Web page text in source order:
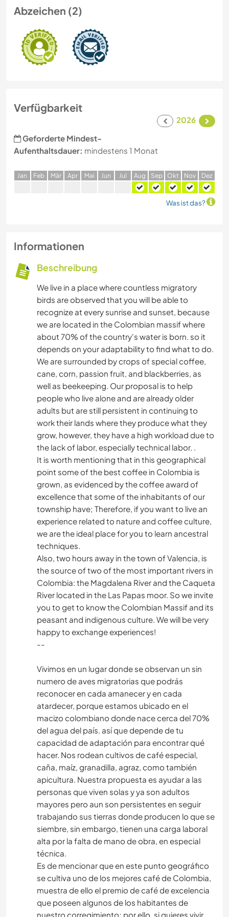
Abzeichen (2)
Verfügbarkeit
2026
Geforderte Mindest-
Aufenthaltsdauer: mindestens 1 Monat
Jan Feb Mär Apr Mai Jun Jul Aug Sep Okt Nov Dez
Was ist das?
Informationen
Beschreibung
We live in a place where countless migratory
birds are observed that you will be able to
recognize at every sunrise and sunset, because
we are located in the Colombian massif where
about 70% of the country's water is born. so it
depends on your adaptability to find what to do.
We are surrounded by crops of special coffee,
cane, corn, passion fruit, and blackberries, as
well as beekeeping. Our proposal is to help
people who live alone and are already older
adults but are still persistent in continuing to
work their lands where they produce what they
grow, however, they have a high workload due to
the lack of labor, especially technical labor. .
It is worth mentioning that in this geographical
point some of the best coffee in Colombia is
grown, as evidenced by the coffee award of
excellence that some of the inhabitants of our
township have; Therefore, if you want to live an
experience related to nature and coffee culture,
we are the ideal place for you to learn ancestral
techniques.
Also, two hours away in the town of Valencia, is
the source of two of the most important rivers in
Colombia: the Magdalena River and the Caqueta
River located in the Las Papas moor. So we invite
you to get to know the Colombian Massif and its
peasant and indigenous culture. We will be very
happy to exchange experiences!
--
Vivimos en un lugar donde se observan un sin
numero de aves migratorias que podrás
reconocer en cada amanecer y en cada
atardecer, porque estamos ubicado en el
macizo colombiano donde nace cerca del 70%
del agua del país. así que depende de tu
capacidad de adaptación para encontrar qué
hacer. Nos rodean cultivos de café especial,
caña, maíz, granadilla, agraz, como también
apicultura. Nuestra propuesta es ayudar a las
personas que viven solas y ya son adultos
mayores pero aun son persistentes en seguir
trabajando sus tierras donde producen lo que se
siembre, sin embargo, tienen una carga laboral
alta por la falta de mano de obra, en especial
técnica.
Es de mencionar que en este punto geográfico
se cultiva uno de los mejores café de Colombia,
muestra de ello el premio de café de excelencia
que poseen algunos de los habitantes de
nuestro corregimiento; por ello, si quieres vivir